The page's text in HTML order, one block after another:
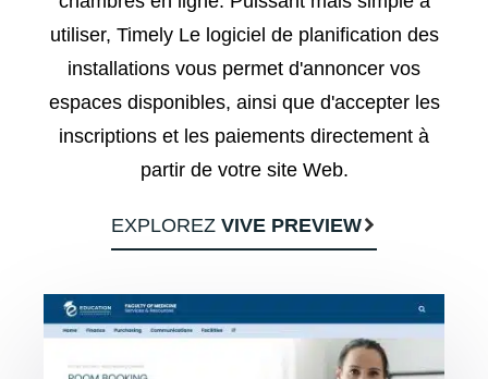
utiliser, Timely Le logiciel de planification des
installations vous permet d'annoncer vos
espaces disponibles, ainsi que d'accepter les
inscriptions et les paiements directement à
partir de votre site Web.
EXPLOREZ VIVE PREVIEW